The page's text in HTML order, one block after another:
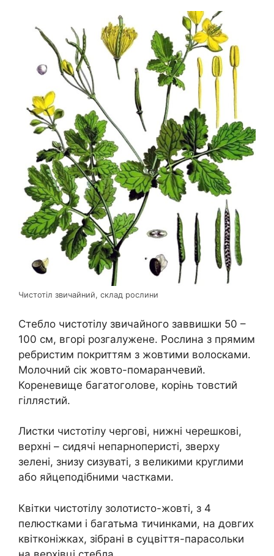
Чистотіл звичайний, склад рослини
Стебло чистотілу звичайного заввишки 50 –
100 см, вгорі розгалужене. Рослина з прямим
ребристим покриттям з жовтими волосками.
Молочний сік жовто-помаранчевий.
Кореневище багатоголове, корінь товстий
гіллястий.
Листки чистотілу чергові, нижні черешкові,
верхні – сидячі непарноперисті, зверху
зелені, знизу сизуваті, з великими круглими
або яйцеподібними частками.
Квітки чистотілу золотисто-жовті, з 4
пелюстками і багатьма тичинками, на довгих
квітконіжках, зібрані в суцвіття-парасольки